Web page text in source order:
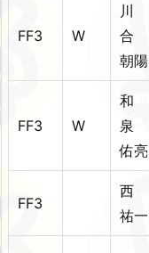
FF3 W
川
合
朝陽
FF3 W
和
泉
佑亮
FF3
西
祐一